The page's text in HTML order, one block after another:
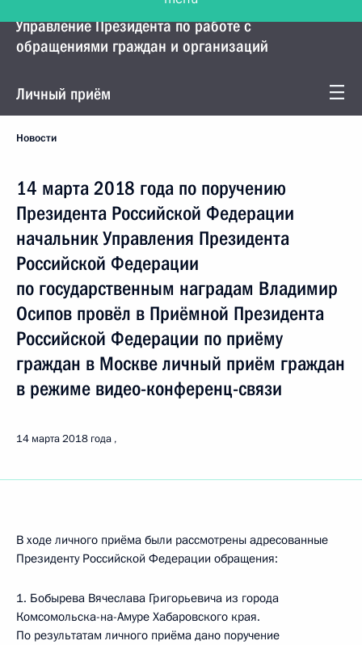
Управление Президента по работе с
обращениями граждан и организаций
Личный приём
Новости
14 марта 2018 года по поручению
Президента Российской Федерации
начальник Управления Президента
Российской Федерации
по государственным наградам Владимир
Осипов провёл в Приёмной Президента
Российской Федерации по приёму
граждан в Москве личный приём граждан
в режиме видео-конференц-связи
14 марта 2018 года
В ходе личного приёма были рассмотрены адресованные
Президенту Российской Федерации обращения:
1. Бобырева Вячеслава Григорьевича из города
Комсомольска-на-Амуре Хабаровского края.
По результатам личного приёма дано поручение